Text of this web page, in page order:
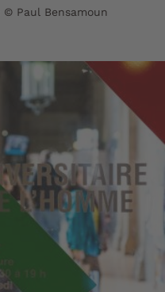
Paul Bensamoun